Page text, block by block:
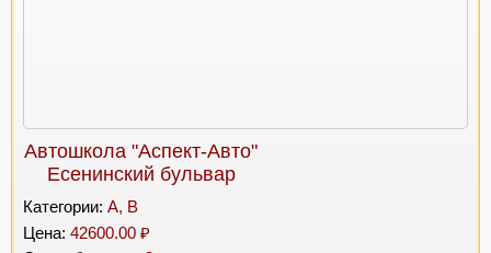
Автошкола "Аспект-Авто"
Есенинский бульвар
Категории: A, B
Цена: 42600.00 ₽